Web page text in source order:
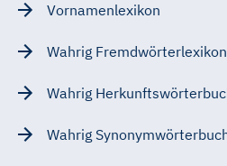
Vornamenlexikon
Wahrig Fremdwörterlexikon
Wahrig
Wahrig